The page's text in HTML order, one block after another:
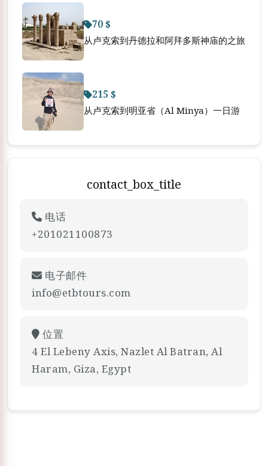
70 $
从卢克索到丹德拉和阿拜多斯神庙的之旅
215 $
从卢克索到明亚省（Al Minya）一日游
contact_box_title
电话
+201021100873
电子邮件
info@etbtours.com
位置
4 El Lebeny Axis, Nazlet Al Batran, Al
Haram, Giza, Egypt